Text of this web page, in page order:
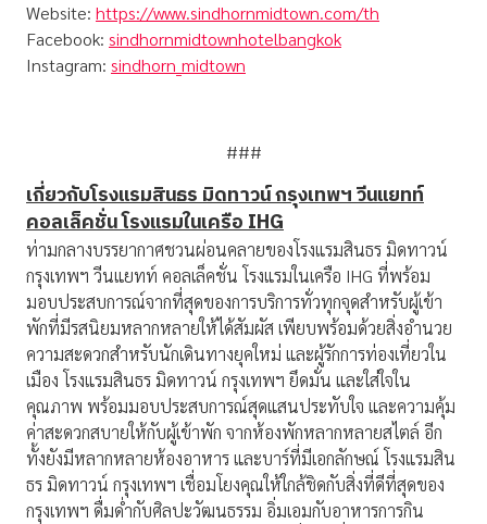
Website: https://www.sindhornmidtown.com/th
Facebook: sindhornmidtownhotelbangkok
Instagram: sindhorn_midtown
###
เกี่ยวกับโรงแรมสินธร มิดทาวน์ กรุงเทพฯ วีนแยทท์
คอลเล็คชั่น โรงแรมในเครือIHG
ท่ามกลางบรรยากาศชวนผ่อนคลายของโรงแรมสินธร มิดทาวน์
กรุงเทพฯ วีนแยทท์ คอลเล็คชั่น โรงแรมในเครือ IHG ที่พร้อม
มอบประสบการณ์จากที่สุดของการบริการทั่วทุกจุดสำหรับผู้เข้า
พักที่มีรสนิยมหลากหลายให้ได้สัมผัส เพียบพร้อมด้วยสิ่งอำนวย
ความสะดวกสำหรับนักเดินทางยุคใหม่ และผู้รักการท่องเที่ยวใน
เมือง โรงแรมสินธร มิดทาวน์ กรุงเทพฯ ยึดมั่น และใส่ใจใน
คุณภาพ พร้อมมอบประสบการณ์สุดแสนประทับใจ และความคุ้ม
ค่าสะดวกสบายให้กับผู้เข้าพัก จากห้องพักหลากหลายสไตล์ อีก
ทั้งยังมีหลากหลายห้องอาหาร และบาร์ที่มีเอกลักษณ์ โรงแรมสิน
ธร มิดทาวน์ กรุงเทพฯ เชื่อมโยงคุณให้ใกล้ชิดกับสิ่งที่ดีที่สุดของ
กรุงเทพฯ ดื่มด่ำกับศิลปะวัฒนธรรม อิ่มเอมกับอาหารการกิน